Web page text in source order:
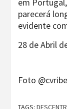
parecerá
evidente
28 de Abril
Foto
TAGS: